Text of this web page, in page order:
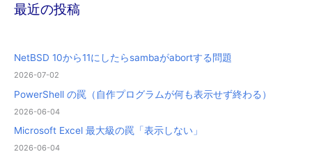
最近の投稿
NetBSD 10から11にしたらsambaがabortする問題
2026-07-02
PowerShell の罠（自作プログラムが何も表示せず終わる）
2026-06-04
Microsoft Excel 最大級の罠「表示しない」
2026-06-04